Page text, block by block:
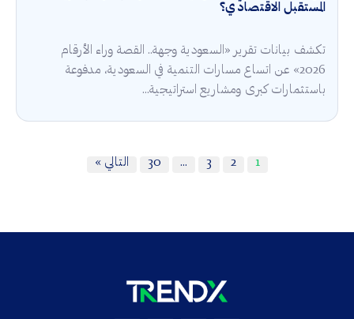
المستقبل الاقتصادي؟
تكشف بيانات تقرير «السعودية وجهة.. القصة وراء الأرقام
2026» عن اتساع مسارات التنمية في السعودية، مدفوعة
باستثمارات كبرى ومشاريع استراتيجية...
1
2
3
…
30 التالي »